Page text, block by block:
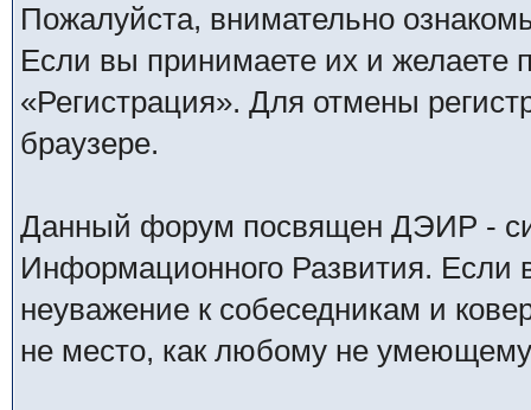
Пожалуйста, внимательно
Если вы принимаете их и желаете
«Регистрация». Для отмены
браузере.
Данный форум посвящен ДЭИР -
Информационного Развития. Если
неуважение к собеседникам и
не место, как любому не умеющему